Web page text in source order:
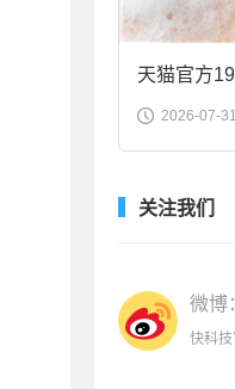
天猫官方
皂2斤大促
2026-07-31
关注我们
微博
快科